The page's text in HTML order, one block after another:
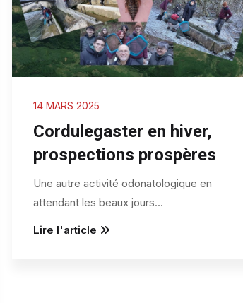
14 MARS 2025
Cordulegaster en hiver,
prospections prospères
Une autre activité odonatologique en
attendant les beaux jours...
Lire l'article